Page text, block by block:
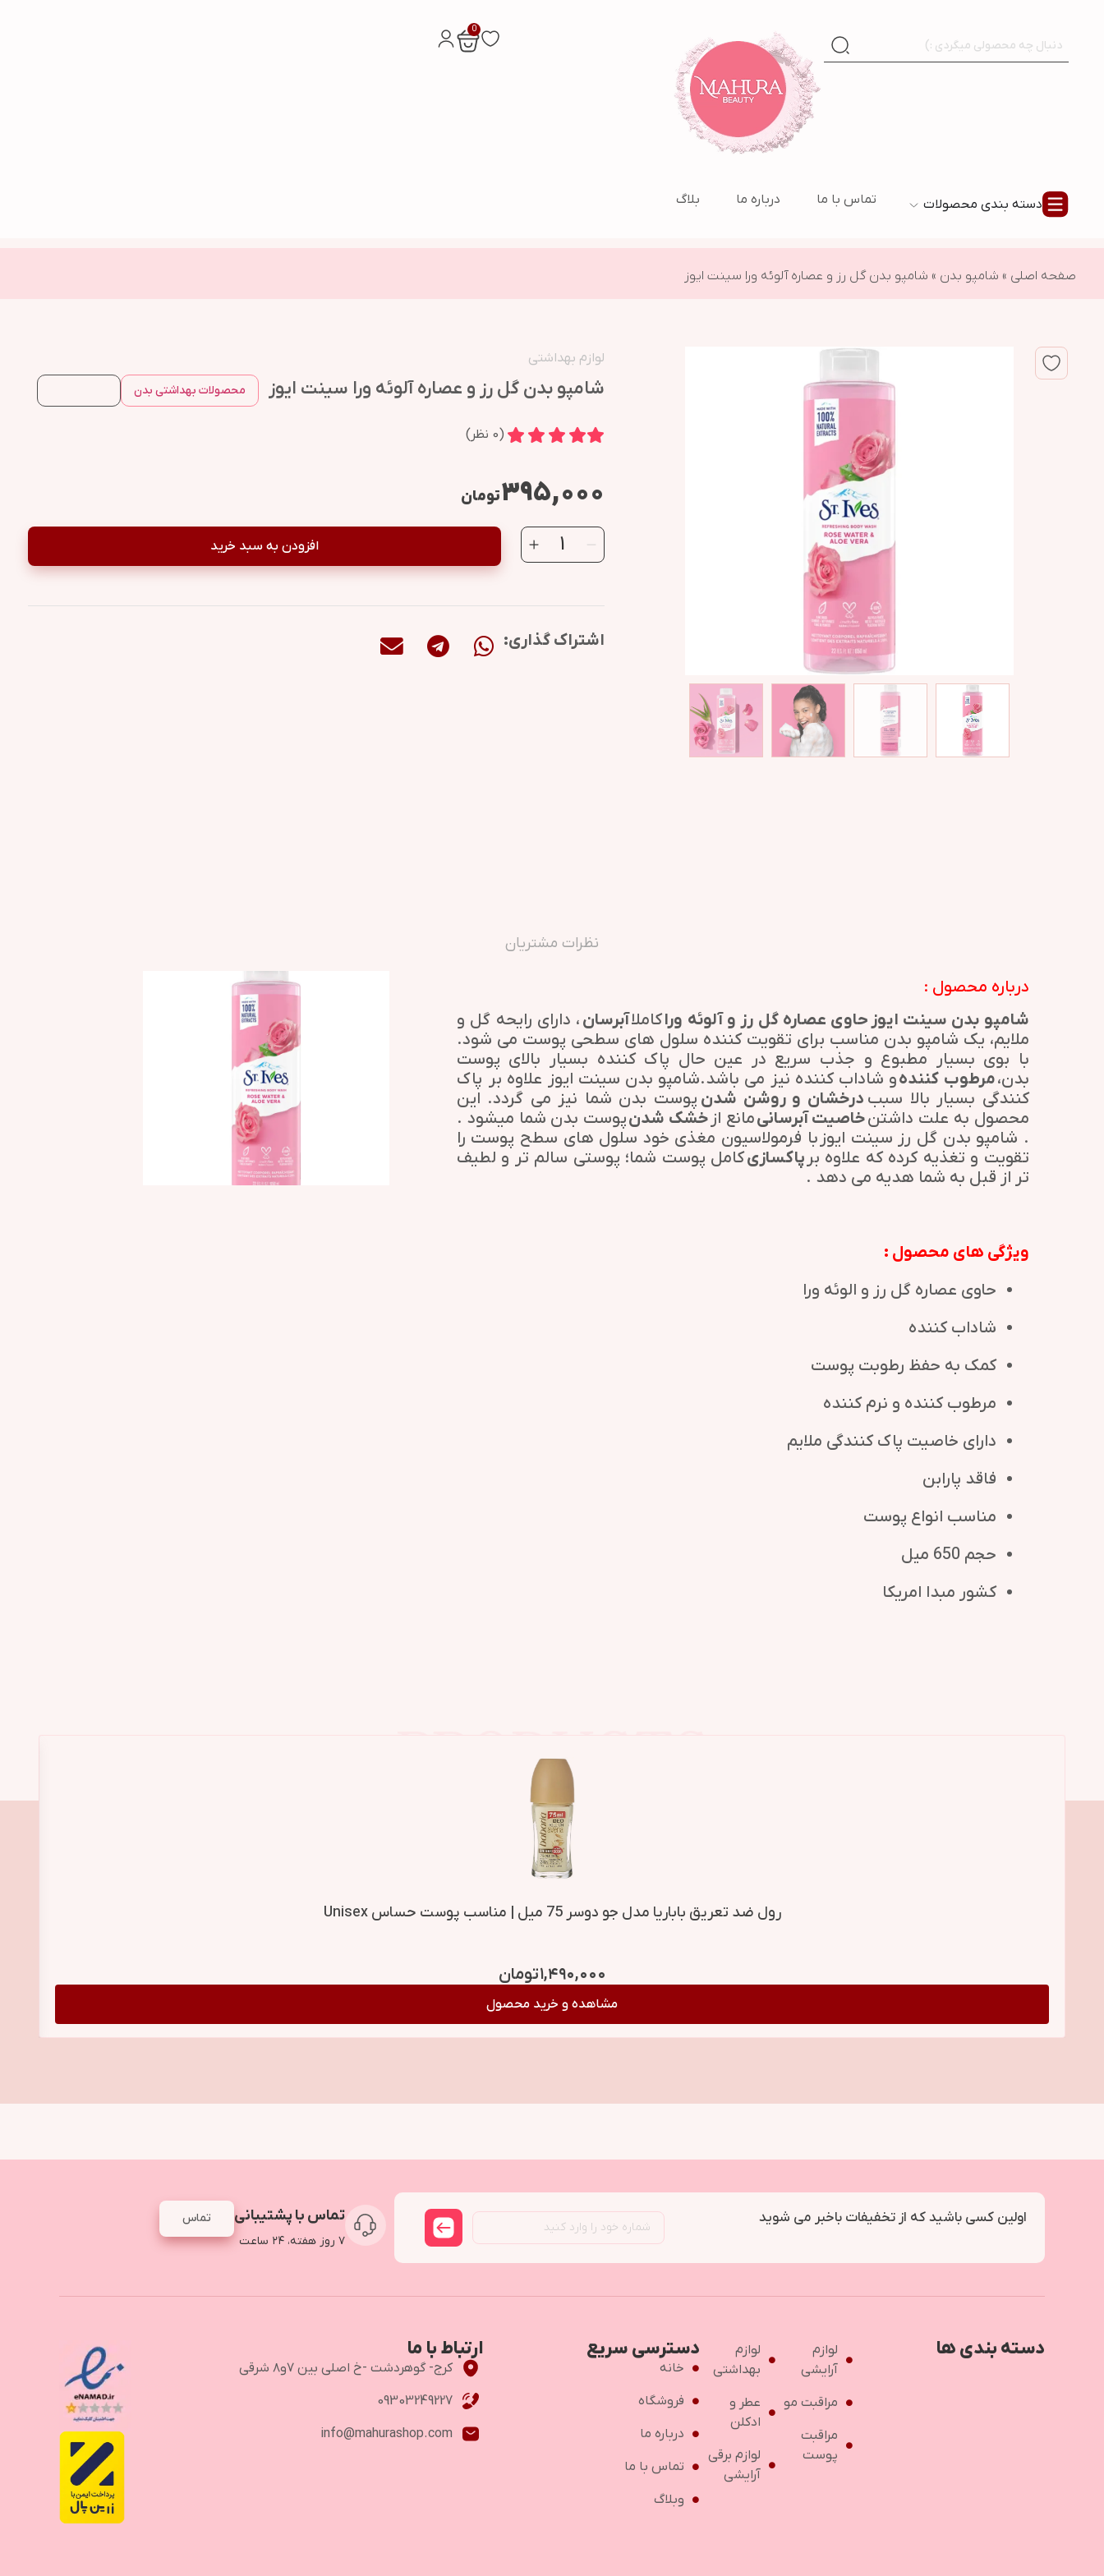
0
دسته بندی محصولات تماس با ما درباره ما بلاگ
صفحه اصلی » شامپو بدن » شامپو بدن گل رز و عصاره آلوئه ورا سینت ایوز
لوازم بهداشتی
شامپو بدن گل رز و عصاره آلوئه ورا سینت ایوز محصولات بهداشتی بدن
(
0 نظر)
۳۹۵,۰۰۰تومان
افزودن به سبد خرید
اشتراک گذاری:
نظرات مشتریان
درباره محصول :
شامپو بدن سینت ایوز حاوی عصاره گل رز و آلوئه وراکاملاآبرسان، دارای رایحه گل و
ملایم، یک شامپو بدن مناسب برای تقویت کننده سلول های سطحی پوست می شود.
با بوی بسیار مطبوع و جذب سریع در عین حال پاک کننده بسیار بالای پوست
بدن،مرطوب کنندهو شاداب کننده نیز می باشد.شامپو بدن سینت ایوز علاوه بر پاک
کنندگی بسیار بالا سبب درخشان و روشن شدن پوست بدن شما نیز می گردد. این
محصول به علت داشتنخاصیت آبرسانیمانع از خشک شدنپوست بدن شما میشود .
. شامپو بدن گل رز سینت ایوز با فرمولاسیون مغذی خود سلول های سطح پوست را
تقویت و تغذیه کرده که علاوه بر پاکسازیکامل پوست شما؛ پوستی سالم تر و لطیف
تر از قبل به شما هدیه می دهد .
ویژگی های محصول :
حاوی عصاره گل رز و الوئه ورا
شاداب کننده
کمک به حفظ رطوبت پوست
مرطوب کننده و نرم کننده
دارای خاصیت پاک کنندگی ملایم
فاقد پارابن
مناسب انواع پوست
حجم 650 میل
کشور مبدا امریکا
اصل و اورجینال
محصولات مشابه
رول ضد تعریق باباریا مدل جو دوسر 75 میل | مناسب پوست حساس Unisex
۱,۴۹۰,۰۰۰تومان
مشاهده و خرید محصول
اولین کسی باشید که از تخفیفات باخبر می شوید تماس با پشتیبانی
۷ روز هفته، ۲۴ ساعت
تماس
دسته بندی ها
لوازم
آرایشی
مراقبت مو
مراقبت
پوست
لوازم
بهداشتی
عطر و
ادکلن
لوازم برقی
آرایشی
دسترسی سریع
خانه
فروشگاه
درباره ما
تماس با ما
وبلاگ
ارتباط با ما
کرج- گوهردشت -خ اصلی بین ۷و۸ شرقی
09303249227
info@mahurashop.com